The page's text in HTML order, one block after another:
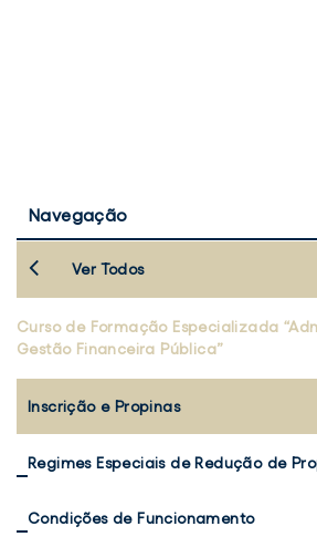
Navegação
Ver Todos
Curso de Formação Especializada
Gestão Financeira Pública”
Inscrição e Propinas
Regimes Especiais de Redução de
Condições de Funcionamento